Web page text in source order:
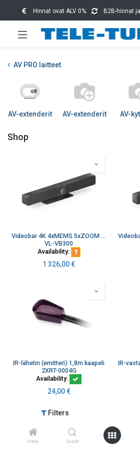
Filters
Home Search
Hinnat ovat ALV 0%. B2B-hinnat
AV PRO laitteet
AV-extenderit AV-extenderit AV-
Shop
Videobar 4K 4xMEMS 5xZOOM 2x3W kaiut Smartcamera video kytkin BYOM
VL-VB300
Availability:
1 326,00€
IR-lähetin (emitteri) 1,8m kaapeli
2XRT-0004G
Availability:
24,00€